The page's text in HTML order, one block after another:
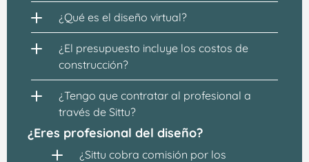
¿Qué es el diseño virtual?
¿El presupuesto incluye los costos de
construcción?
¿Tengo que contratar al profesional a
través de Sittu?
¿Eres profesional del diseño?
¿Sittu cobra comisión por los